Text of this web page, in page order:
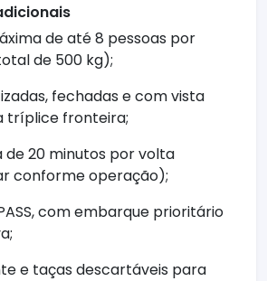
de até 8 pessoas por
de 500 kg);
fechadas e com vista
tríplice fronteira;
de 20 minutos por volta
conforme operação);
com embarque prioritário
e taças descartáveis para